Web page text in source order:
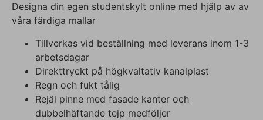
Designa din egen studentskylt online med hjälp av av
våra färdiga mallar
Tillverkas vid beställning med leverans inom 1-3
arbetsdagar
Direkttryckt på högkvaltativ kanalplast
Regn och fukt tålig
Rejäl pinne med fasade kanter och
dubbelhäftande tejp medföljer